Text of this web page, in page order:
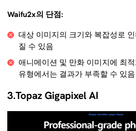
Waifu2x의 단점:
대상 이미지의 크기와 복잡성로
질 수 있음
애니메이션 및 만화 이미지에 최
유형에서는 결과가 부족할 수 있음
3.Topaz Gigapixel AI